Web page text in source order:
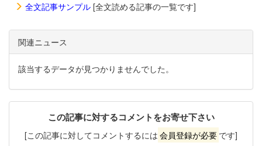
全文記事サンプル [全文読める記事の一覧です]
関連ニュース
該当するデータが見つかりませんでした。
この記事に対するコメントをお寄せ下さい
[この記事に対してコメントするには 会員登録が必要 です]